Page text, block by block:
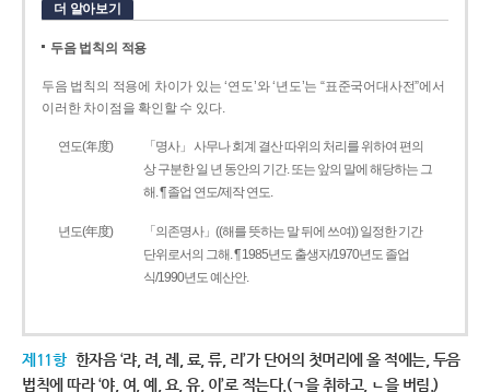
더 알아보기
두음 법칙의 적용
두음 법칙의 적용에 차이가 있는 ‘연도’와 ‘년도’는 “표준국어대사전”에서
이러한 차이점을 확인할 수 있다.
연도(年度)
「명사」 사무나 회계 결산 따위의 처리를 위하여 편의
상 구분한 일 년 동안의 기간. 또는 앞의 말에 해당하는 그
해. ¶ 졸업 연도/제작 연도.
년도(年度)
「의존명사」((해를 뜻하는 말 뒤에 쓰여)) 일정한 기간
단위로서의 그해. ¶ 1985년도 출생자/1970년도 졸업
식/1990년도 예산안.
제11항 한자음 ‘랴, 려, 례, 료, 류, 리’가 단어의 첫머리에 올 적에는, 두음
법칙에 따라 ‘야, 여, 예, 요, 유, 이’로 적는다.(ㄱ을 취하고, ㄴ을 버림.)